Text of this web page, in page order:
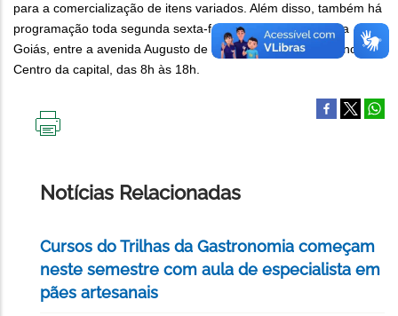
para a comercialização de itens variados. Além disso, também há
programação toda segunda sexta-feira de cada mês na rua
Goiás, entre a avenida Augusto de Lima e a rua da Bahia, no
Centro da capital, das 8h às 18h.
Notícias Relacionadas
Cursos do Trilhas da Gastronomia começam
neste semestre com aula de especialista em
pães artesanais